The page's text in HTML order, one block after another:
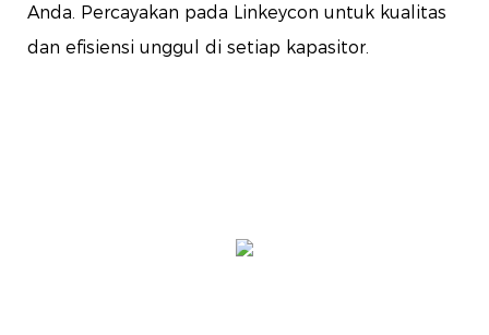
Anda. Percayakan pada Linkeycon untuk kualitas
dan efisiensi unggul di setiap kapasitor.